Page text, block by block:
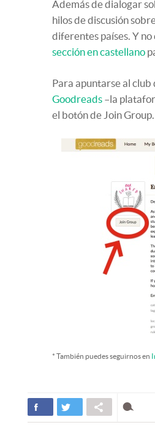
Además de dialogar
hilos de discusión
diferentes países. Y no
sección en castellano
Para apuntarse al
Goodreads –la
el botón de Join Group.
* También puedes seguirnos en